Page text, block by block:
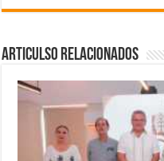
Articulso Relacionados